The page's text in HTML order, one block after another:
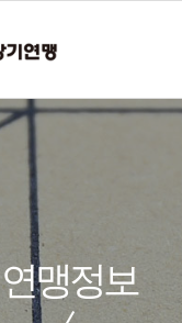
연맹정보